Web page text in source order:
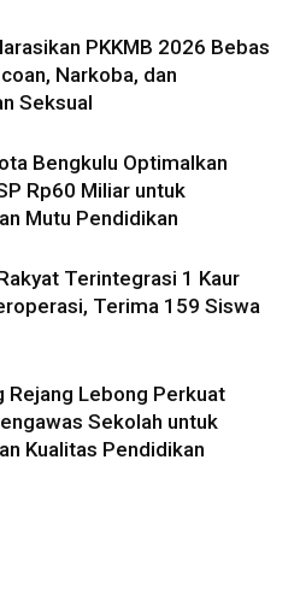
PKKMB 2026 Bebas
Narkoba, dan
Seksual
Bengkulu Optimalkan
Rp60 Miliar untuk
Mutu Pendidikan
Terintegrasi 1 Kaur
Terima 159 Siswa
Rejang Lebong Perkuat
Sekolah untuk
Kualitas Pendidikan